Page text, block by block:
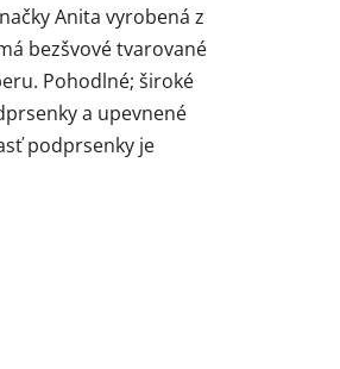
Anita vyrobená z
bezšvové tvarované
Pohodlné; široké
a upevnené
podprsenky je